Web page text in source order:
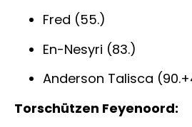
Fred (55.)
En-Nesyri (83.)
Anderson Talisca
Torschützen Feyenoord: